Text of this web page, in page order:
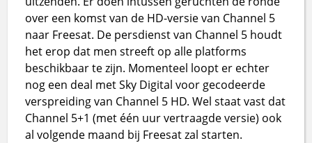
over een komst van de HD-versie van Channel 5
naar Freesat. De persdienst van Channel 5 houdt
het erop dat men streeft op alle platforms
beschikbaar te zijn. Momenteel loopt er echter
nog een deal met Sky Digital voor gecodeerde
verspreiding van Channel 5 HD. Wel staat vast dat
Channel 5+1 (met één uur vertraagde versie) ook
al volgende maand bij Freesat zal starten.